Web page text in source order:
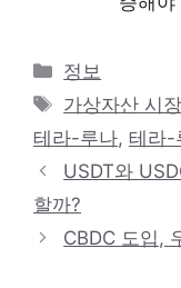
카
테
리
정보
태
그
가상자산 시장
테라-루나, 테라-
USDT와
할까?
CBDC 도입,